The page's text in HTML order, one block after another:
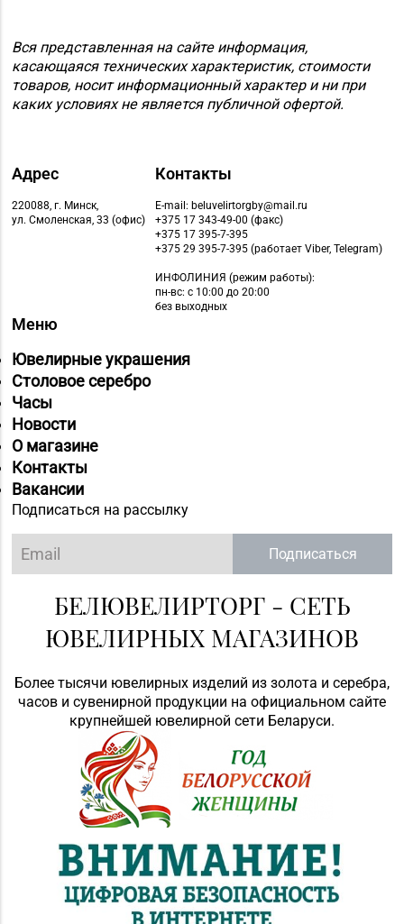
Вся представленная на сайте информация,
касающаяся технических характеристик, стоимости
товаров, носит информационный характер и ни при
каких условиях не является публичной офертой.
Адрес
220088, г. Минск,
ул. Смоленская, 33 (офис)
Контакты
E-mail: beluvelirtorgby@mail.ru
+375 17 343-49-00 (факс)
+375 17 395-7-395
+375 29 395-7-395 (работает Viber, Telegram)
ИНФОЛИНИЯ (режим работы):
пн-вс: с 10:00 до 20:00
без выходных
Меню
Ювелирные украшения
Столовое серебро
Часы
Новости
О магазине
Контакты
Вакансии
Подписаться на рассылку
Подписаться
БЕЛЮВЕЛИРТОРГ - СЕТЬ
ЮВЕЛИРНЫХ МАГАЗИНОВ
Более тысячи ювелирных изделий из золота и серебра,
часов и сувенирной продукции на официальном сайте
крупнейшей ювелирной сети Беларуси.